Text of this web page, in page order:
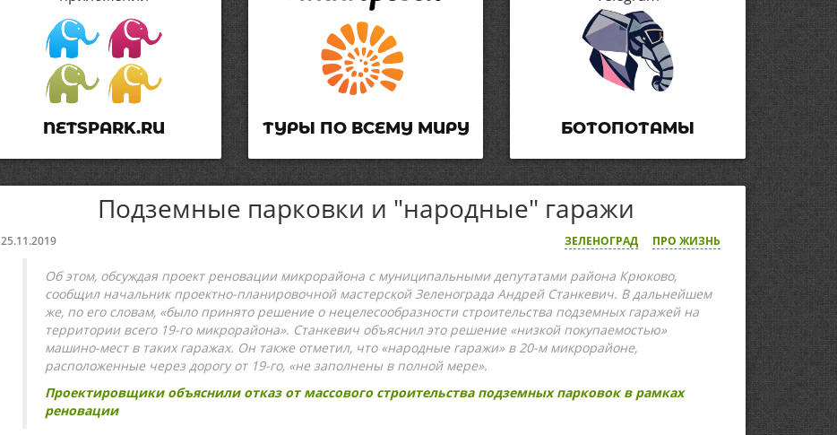
NETSPARK.RU ТУРЫ ПО ВСЕМУ МИРУ БОТОПОТАМЫ
Подземные парковки и "народные" гаражи
25.11.2019 ЗЕЛЕНОГРАД ПРО ЖИЗНЬ
Об этом, обсуждая проект реновации микрорайона с муниципальными депутатами района Крюково,
сообщил начальник проектно-планировочной мастерской Зеленограда Андрей Станкевич. В дальнейшем
же, по его словам, «было принято решение о нецелесообразности строительства подземных гаражей на
территории всего 19-го микрорайона». Станкевич объяснил это решение «низкой покупаемостью»
машино-мест в таких гаражах. Он также отметил, что «народные гаражи» в 20-м микрорайоне,
расположенные через дорогу от 19-го, «не заполнены в полной мере».
Проектировщики объяснили отказ от массового строительства подземных парковок в рамках
реновации